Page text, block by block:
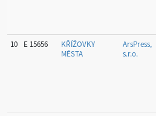
10
E 15656
KŘÍŽOVKY
MĚSTA
ArsPress,
s.r.o.